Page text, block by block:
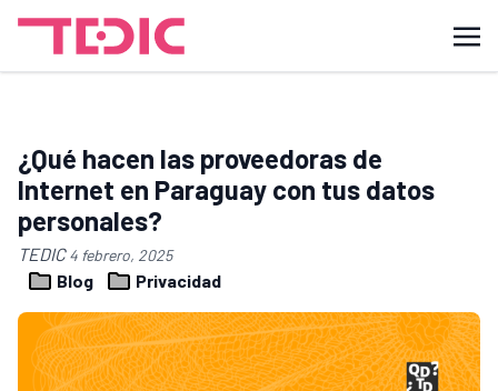
¿Qué hacen las proveedoras de
Internet en Paraguay con tus datos
personales?
TEDIC4 febrero, 2025
Blog Privacidad